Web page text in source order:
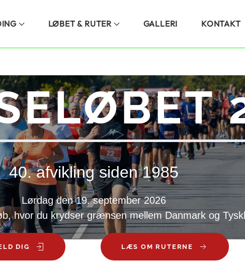
LØBET & RUTER GALLERI KONTAKT
40. afvikling siden 1985
Lørdag den 19. september 2026
hvor du krydser grænsen mellem Danmark og
DIG LÆS OM RUTERNE